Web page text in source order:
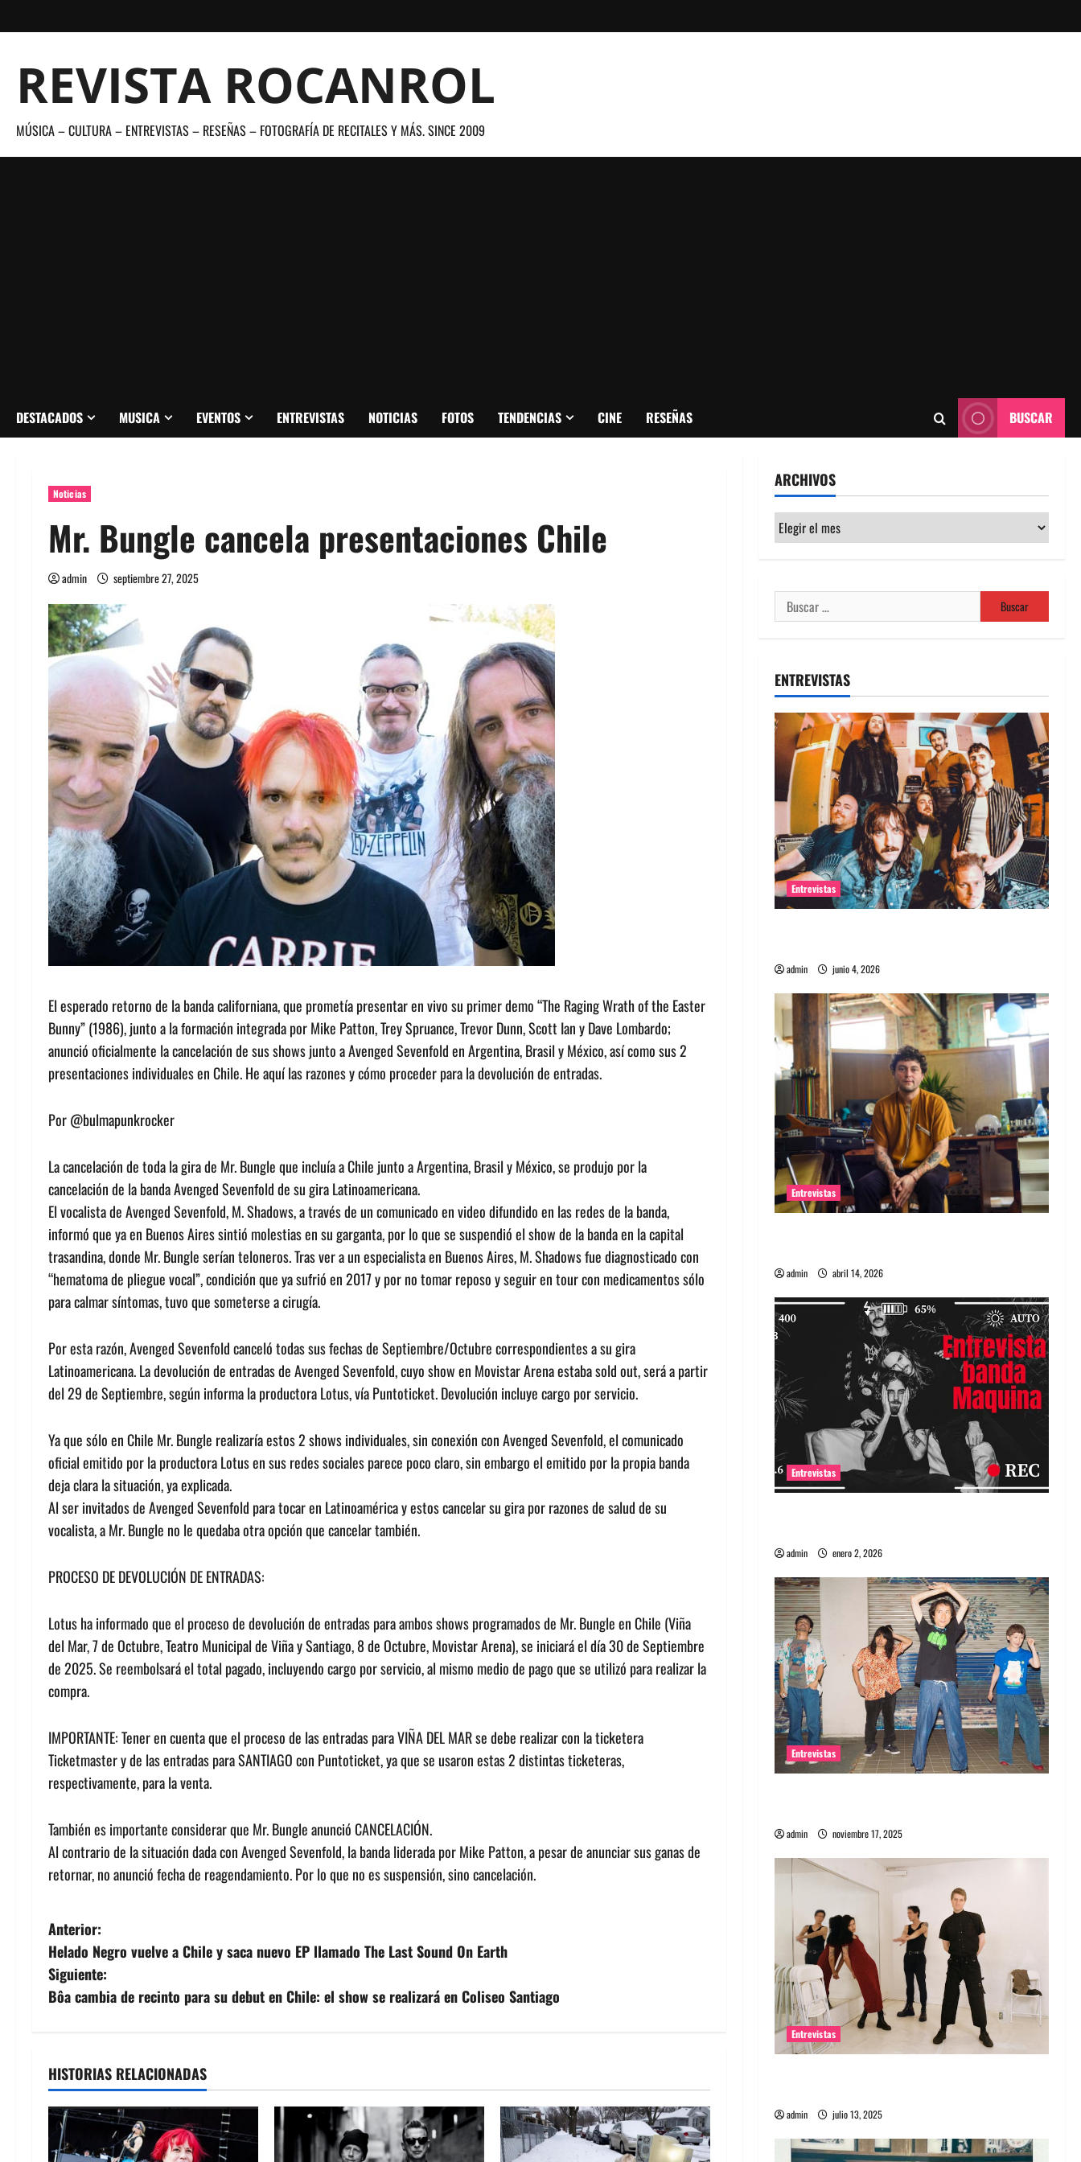
al
REVISTA ROCANROL
MÚSICA – CULTURA – ENTREVISTAS – RESEÑAS – FOTOGRAFÍA DE RECITALES Y MÁS. SINCE 2009
DESTACADOS MUSICA EVENTOS ENTREVISTAS NOTICIAS FOTOS TENDENCIAS CINE RESEÑAS BUSCAR
Noticias
Mr. Bungle cancela presentaciones Chile
admin septiembre 27, 2025
El esperado retorno de la banda californiana, que prometía presentar en vivo su primer demo “The Raging Wrath of the Easter
Bunny” (1986), junto a la formación integrada por Mike Patton, Trey Spruance, Trevor Dunn, Scott Ian y Dave Lombardo;
anunció oficialmente la cancelación de sus shows junto a Avenged Sevenfold en Argentina, Brasil y México, así como sus 2
presentaciones individuales en Chile. He aquí las razones y cómo proceder para la devolución de entradas.
Por @bulmapunkrocker
La cancelación de toda la gira de Mr. Bungle que incluía a Chile junto a Argentina, Brasil y México, se produjo por la
cancelación de la banda Avenged Sevenfold de su gira Latinoamericana.
El vocalista de Avenged Sevenfold, M. Shadows, a través de un comunicado en video difundido en las redes de la banda,
informó que ya en Buenos Aires sintió molestias en su garganta, por lo que se suspendió el show de la banda en la capital
trasandina, donde Mr. Bungle serían teloneros. Tras ver a un especialista en Buenos Aires, M. Shadows fue diagnosticado con
“hematoma de pliegue vocal”, condición que ya sufrió en 2017 y por no tomar reposo y seguir en tour con medicamentos sólo
para calmar síntomas, tuvo que someterse a cirugía.
Por esta razón, Avenged Sevenfold canceló todas sus fechas de Septiembre/Octubre correspondientes a su gira
Latinoamericana. La devolución de entradas de Avenged Sevenfold, cuyo show en Movistar Arena estaba sold out, será a partir
del 29 de Septiembre, según informa la productora Lotus, vía Puntoticket. Devolución incluye cargo por servicio.
Ya que sólo en Chile Mr. Bungle realizaría estos 2 shows individuales, sin conexión con Avenged Sevenfold, el comunicado
oficial emitido por la productora Lotus en sus redes sociales parece poco claro, sin embargo el emitido por la propia banda
deja clara la situación, ya explicada.
Al ser invitados de Avenged Sevenfold para tocar en Latinoamérica y estos cancelar su gira por razones de salud de su
vocalista, a Mr. Bungle no le quedaba otra opción que cancelar también.
PROCESO DE DEVOLUCIÓN DE ENTRADAS:
Lotus ha informado que el proceso de devolución de entradas para ambos shows programados de Mr. Bungle en Chile (Viña
del Mar, 7 de Octubre, Teatro Municipal de Viña y Santiago, 8 de Octubre, Movistar Arena), se iniciará el día 30 de Septiembre
de 2025. Se reembolsará el total pagado, incluyendo cargo por servicio, al mismo medio de pago que se utilizó para realizar la
compra.
IMPORTANTE: Tener en cuenta que el proceso de las entradas para VIÑA DEL MAR se debe realizar con la ticketera
Ticketmaster y de las entradas para SANTIAGO con Puntoticket, ya que se usaron estas 2 distintas ticketeras,
respectivamente, para la venta.
También es importante considerar que Mr. Bungle anunció CANCELACIÓN.
Al contrario de la situación dada con Avenged Sevenfold, la banda liderada por Mike Patton, a pesar de anunciar sus ganas de
retornar, no anunció fecha de reagendamiento. Por lo que no es suspensión, sino cancelación.
N
a
v
g
a
c
Anterior:
Helado Negro vuelve a Chile y saca nuevo EP llamado The Last Sound On Earth
Siguiente:
Bôa cambia de recinto para su debut en Chile: el show se realizará en Coliseo Santiago
HISTORIAS RELACIONADAS
ARCHIVOS
Archivos
Buscar:
ENTREVISTAS
Entrevistas
admin junio 4, 2026
Entrevistas
admin abril 14, 2026
Entrevistas
admin enero 2, 2026
Entrevistas
admin noviembre 17, 2025
Entrevistas
admin julio 13, 2025